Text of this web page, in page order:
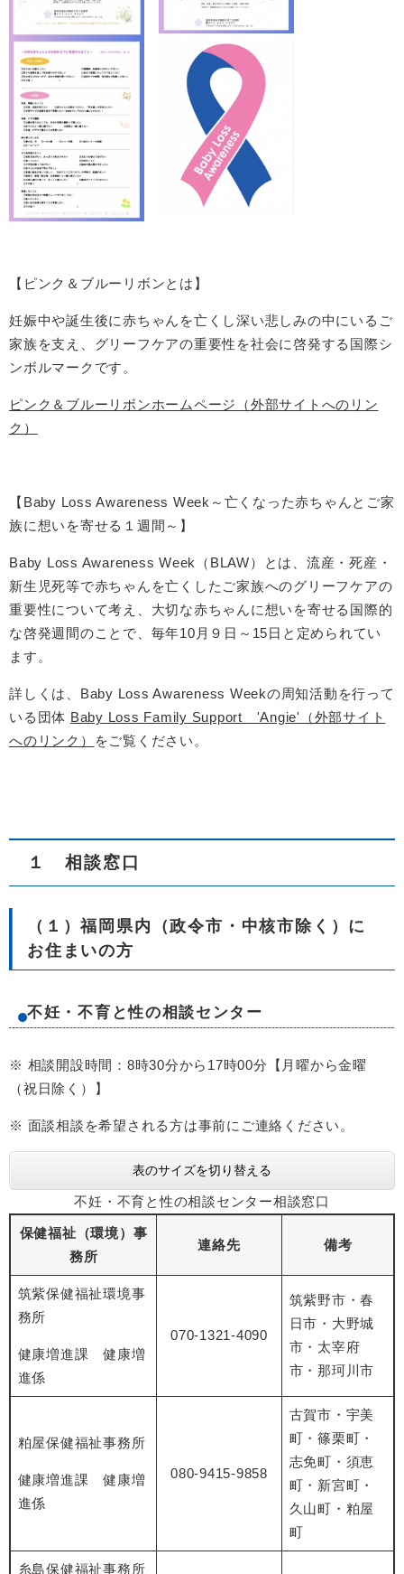
【ピンク＆ブルーリボンとは】
妊娠中や誕生後に赤ちゃんを亡くし深い悲しみの中にいるご
家族を支え、グリーフケアの重要性を社会に啓発する国際シ
ンボルマークです。
ピンク＆ブルーリボンホームページ（外部サイトへのリン
ク）
【 Baby Loss Awareness Week～亡くなった赤ちゃんとご家
族に想いを寄せる１週間～​】
Baby Loss Awareness Week（BLAW）とは、流産・死産・
新生児死等で赤ちゃんを亡くしたご家族へのグリーフケアの
重要性について考え、大切な赤ちゃんに想いを寄せる国際的
な啓発週間のことで、毎年10月９日～15日と定められてい
ます。
詳しくは、Baby Loss Awareness Weekの周知活動を行って
いる団体 Baby Loss Family Support 'Angie'（外部サイト
へのリンク）
をご覧ください。
１ 相談窓口
（１）福岡県内（政令市・中核市除く）に
お住まいの方
不妊・不育と性の相談センター
※ 相談開設時間：8時30分から17時00分【月曜から金曜
（祝日除く）】
※ 面談相談を希望される方は事前にご連絡ください。
表のサイズを切り替える
不妊・不育と性の相談センター相談窓口
保健福祉（環境）事
務所
連絡先 備考
筑紫保健福祉環境事
務所
健康増進課 健康増
進係
070-1321-4090
筑紫野市・春
日市・大野城
市・太宰府
市・那珂川市
粕屋保健福祉事務所
健康増進課 健康増
進係
080-9415-9858
古賀市・宇美
町・篠栗町・
志免町・須恵
町・新宮町・
久山町・粕屋
町
糸島保健福祉事務所